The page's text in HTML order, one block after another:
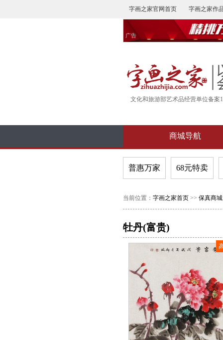
字画之家官网首页 字画之家作
广告
文化和旅游部艺术品经营单位备案
商城导航
普惠万家 68元特卖
当前位置： 字画之家首页>> 保真商城
牡丹(富贵)